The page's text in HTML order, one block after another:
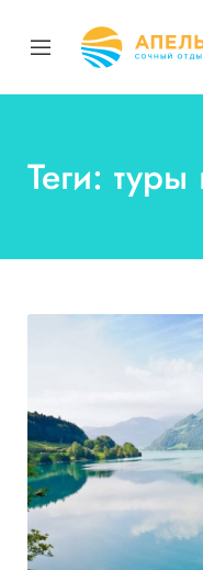
Теги: